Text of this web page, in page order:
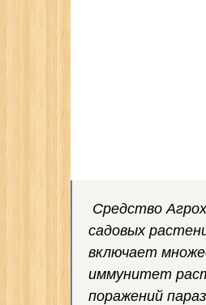
Средство
садовых
включает
иммунитет
поражений